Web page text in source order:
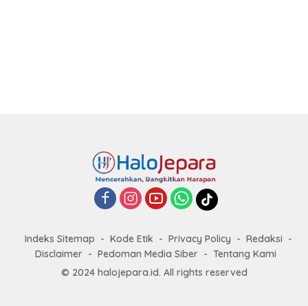
Indeks Sitemap Kode Etik Privacy Policy
Redaksi
Disclaimer
Pedoman Media Siber
Tentang Kami
© 2024 halojepara.id. All rights reserved